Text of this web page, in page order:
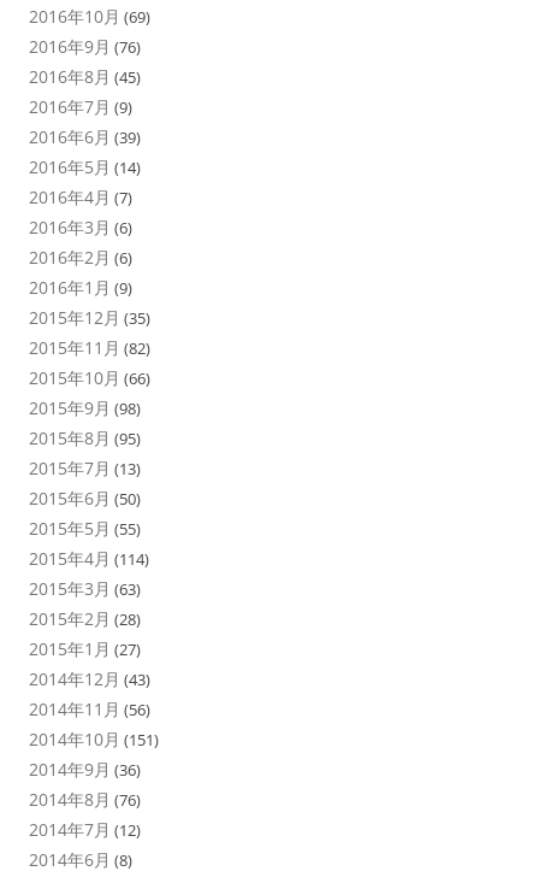
2016年10月 (69)
2016年9月 (76)
2016年8月 (45)
2016年7月 (9)
2016年6月 (39)
2016年5月 (14)
2016年4月 (7)
2016年3月 (6)
2016年2月 (6)
2016年1月 (9)
2015年12月 (35)
2015年11月 (82)
2015年10月 (66)
2015年9月 (98)
2015年8月 (95)
2015年7月 (13)
2015年6月 (50)
2015年5月 (55)
2015年4月 (114)
2015年3月 (63)
2015年2月 (28)
2015年1月 (27)
2014年12月 (43)
2014年11月 (56)
2014年10月 (151)
2014年9月 (36)
2014年8月 (76)
2014年7月 (12)
2014年6月 (8)